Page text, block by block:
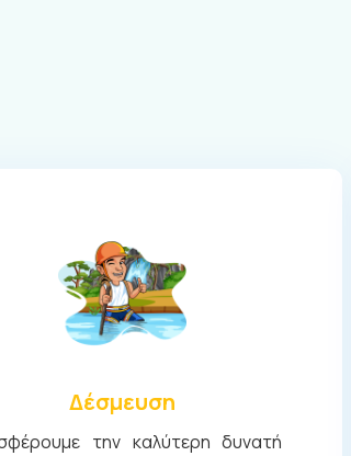
Δέσμευση
την καλύτερη δυνατή